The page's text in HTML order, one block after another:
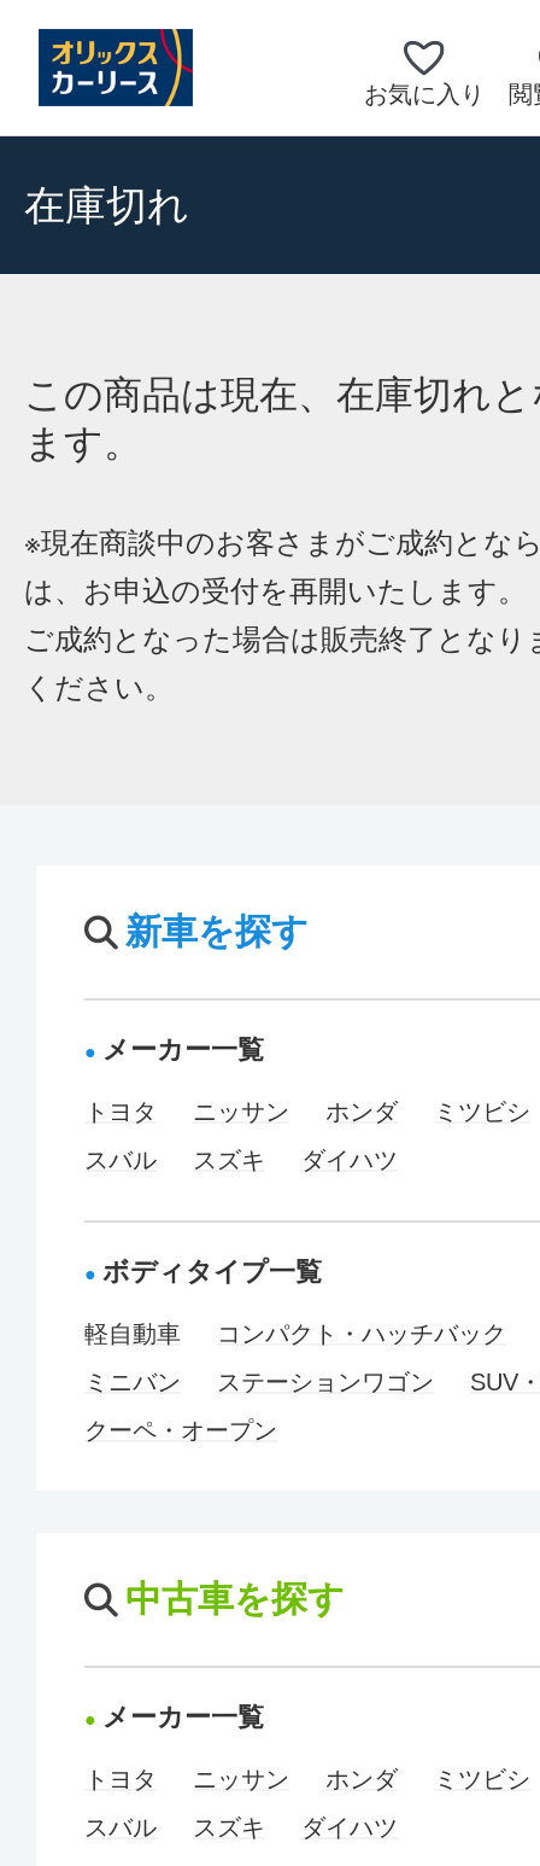
お気に入り 閲
在庫切れ
この商品は現在、在庫切れ
ます。
※現在商談中のお客さまがご成約とな
は、お申込の受付を再開いたします。
ご成約となった場合は販売終了となり
ください。
新車を探す
メーカー一覧
トヨタ ニッサン ホンダ
ミツビシ
スバル
スズキ ダイハツ
ボディタイプ一覧
軽自動車
コンパクト・ハッチバック
ミニバン
ステーションワゴン
SUV
クーペ・オープン
中古車を探す
メーカー一覧
トヨタ ニッサン ホンダ
ミツビシ
スバル
スズキ ダイハツ